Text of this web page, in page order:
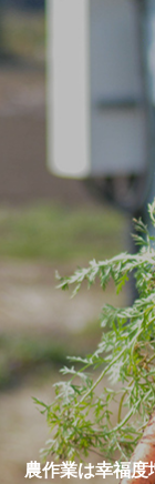
農作業は幸福度